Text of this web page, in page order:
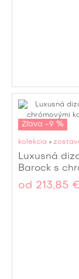
Zľava -9 %
kolekcia
Luxusná
Barock s
čiernym
od 213,85